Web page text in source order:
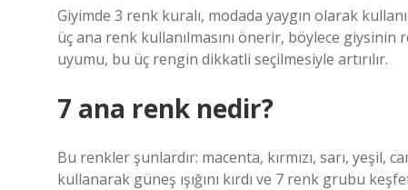
Giyimde 3 renk kuralı, modada yaygın olarak
üç ana renk kullanılmasını önerir, böylece
uyumu, bu üç rengin dikkatli seçilmesiyle artırılır.
7 ana renk nedir?
Bu renkler şunlardır: macenta, kırmızı, sarı, yeşil,
kullanarak güneş ışığını kırdı ve 7 renk grubu